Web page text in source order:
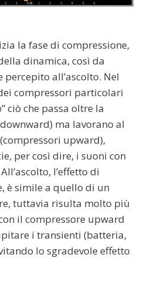
la fase di compressione,
dinamica, così da
all’ascolto. Nel
compressori particolari
ciò che passa oltre la
ma lavorano al
upward),
per così dire, i suoni con
l’effetto di
è simile a quello di un
tuttavia risulta molto più
il compressore upward
i transienti (batteria,
lo sgradevole effetto